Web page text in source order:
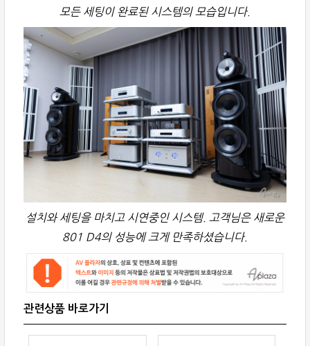
모든 세팅이 완료된 시스템의 모습입니다.
설치와 세팅을 마치고 시연중인 시스템. 고객님은 새로운
801 D4의 성능에 크게 만족하셨습니다.